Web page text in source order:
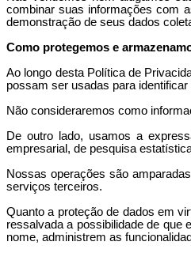
combinar suas informações com
demonstração de seus dados
Como protegemos e
Ao longo desta Política de
possam ser usadas para
Não consideraremos como
De outro lado, usamos a
empresarial, de pesquisa
Nossas operações são
serviços terceiros.
Quanto a proteção de dados em
ressalvada a possibilidade de que
nome, administrem as